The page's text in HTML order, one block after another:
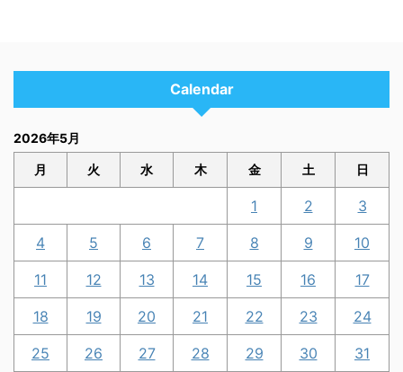
Calendar
2026年5月
月 火 水 木 金 土 日
1 2 3
4 5 6 7 8 9 10
11 12 13 14 15 16 17
18 19 20 21 22 23 24
25 26 27 28 29 30 31